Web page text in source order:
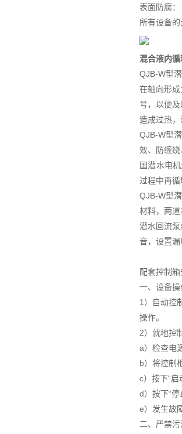
表面防腐
所有设备
混合液内
QJB-W型
在轴向形
号，以便
造成过热
QJB-W型
效、防缠
国潜水电
过程中再
QJB-W型
材料，两
潜水回流
音，设置
配套控制
一、设备操
1）自动控
操作。
2）就地控
a）检查电
b）将控制
c）按下“
d）按下“
e）发生故
二、严禁